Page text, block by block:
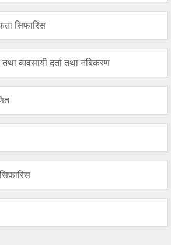
सिफारिस
तथा व्यवसायी दर्ता तथा नबिकरण